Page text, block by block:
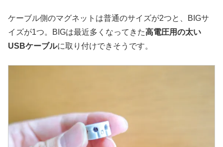
ケーブル側のマグネットは普通のサイズが2つと、BIGサ
イズが1つ。BIGは最近多くなってきた高電圧用の太い
USBケーブルに取り付けできそうです。